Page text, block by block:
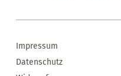
Impressum
Datenschutz